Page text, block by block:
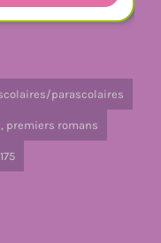
parascolaires
, premiers romans